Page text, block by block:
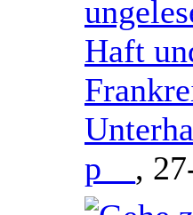
Haft
p__ ,